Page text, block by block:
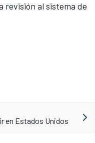
revisión al sistema de
en Estados Unidos